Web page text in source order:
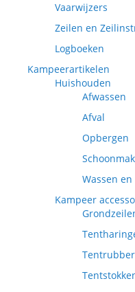
Vaarwijzers
Zeilen en
Logboeken
Kampeerartikelen
Huishouden
Afwassen
Afval
Opbergen
Wassen
Kampeer